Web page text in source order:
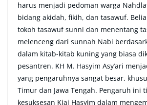
harus menjadi pedoman warga
bidang akidah, fikih, dan tasawuf.
tokoh tasawuf sunni dan menentang
melenceng dari sunnah Nabi
dalam kitab-kitab kuning yang biasa
pesantren. KH M. Hasyim Asy’ari
yang pengaruhnya sangat besar,
Timur dan Jawa Tengah. Pengaruh ini
kesuksesan Kiai Hasyim dalam